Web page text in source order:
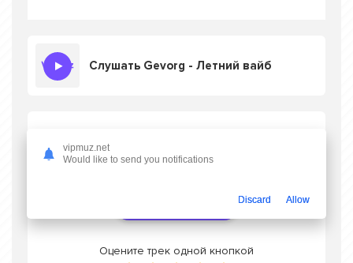
Слушать Gevorg - Летний вайб
mp3 или слушать онлайн бесплатно
Оцените трек одной кнопкой
vipmuz.net
Would like to send you notifications
Discard Allow